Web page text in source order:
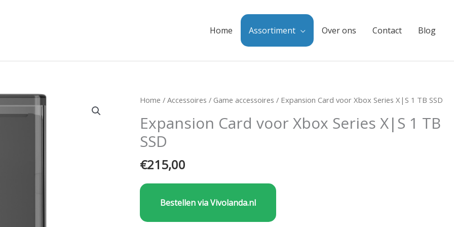
Home Assortiment Over ons Contact Blog
Home /Accessoires / Game accessoires / Expansion Card voor Xbox Series X|S 1 TB SSD
Expansion Card voor Xbox Series X|S 1 TB
SSD
€215,00
Bestellen via Vivolanda.nl